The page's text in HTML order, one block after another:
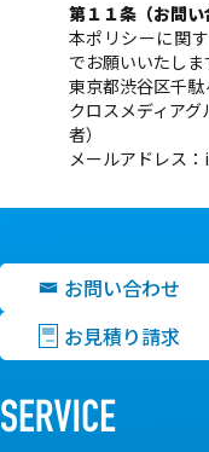
第１１条（お問い
本ポリシーに関
でお願いいたしま
東京都渋谷区千
クロスメディア
者）
メールアドレス：
お問い合わせ
お見積り請求